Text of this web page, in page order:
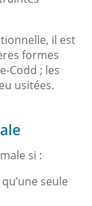
il est
formes
Codd ; les
usitées.
si :
seule